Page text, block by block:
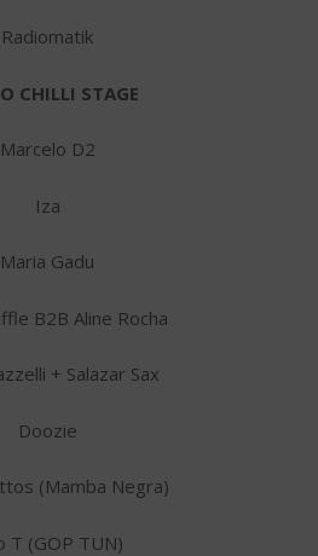
Radiomatik
CHILLI STAGE
Marcelo D2
Iza
Maria Gadu
B2B Aline Rocha
+ Salazar Sax
Doozie
(Mamba Negra)
T (GOP TUN)